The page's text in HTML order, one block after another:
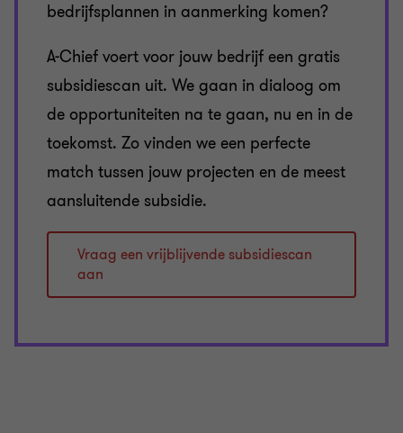
bedrijfsplannen in aanmerking komen?
A-Chief voert voor jouw bedrijf een gratis
subsidiescan uit. We gaan in dialoog om
de opportuniteiten na te gaan, nu en in de
toekomst. Zo vinden we een perfecte
match tussen jouw projecten en de meest
aansluitende subsidie.
Vraag een vrijblijvende subsidiescan
aan